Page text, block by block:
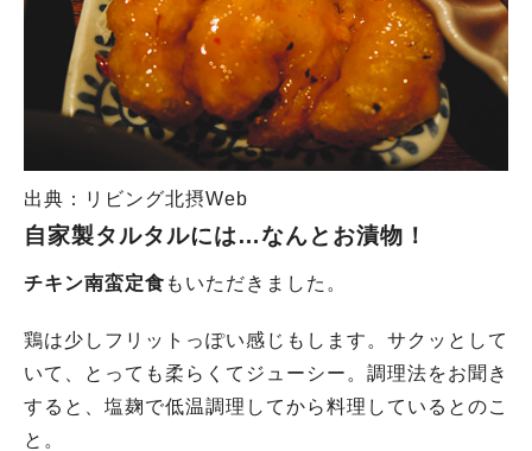
出典：リビング北摂Web
自家製タルタルには…なんとお漬物！
チキン南蛮定食 もいただきました。
鶏は少しフリットっぽい感じもします。サクッとして
いて、とっても柔らくてジューシー。調理法をお聞き
すると、塩麹で低温調理してから料理しているとのこ
と。